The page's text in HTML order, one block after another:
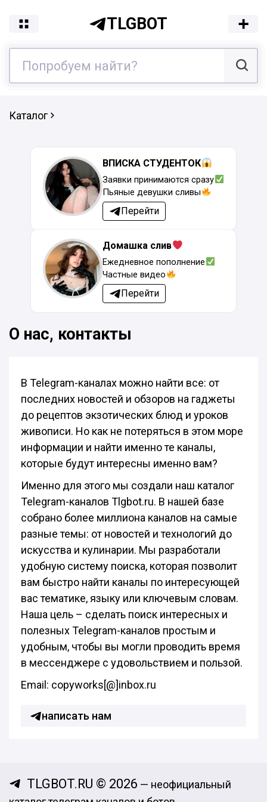
TLGBOT
Каталог
ВПИСКА СТУДЕНТОК
Заявки принимаются сразу
Пьяные девушки сливы
Перейти
Домашка слив
Ежедневное пополнение
Частные видео
Перейти
О нас, контакты
В Telegram-каналах можно найти все: от
последних новостей и обзоров на гаджеты
до рецептов экзотических блюд и уроков
живописи. Но как не потеряться в этом море
информации и найти именно те каналы,
которые будут интересны именно вам?
Именно для этого мы создали наш каталог
Telegram-каналов Tlgbot.ru. В нашей базе
собрано более миллиона каналов на самые
разные темы: от новостей и технологий до
искусства и кулинарии. Мы разработали
удобную систему поиска, которая позволит
вам быстро найти каналы по интересующей
вас тематике, языку или ключевым словам.
Наша цель – сделать поиск интересных и
полезных Telegram-каналов простым и
удобным, чтобы вы могли проводить время
в мессенджере с удовольствием и пользой.
Email: copyworks[@]inbox.ru
написать нам
TLGBOT.RU © 2026 — неофициальный